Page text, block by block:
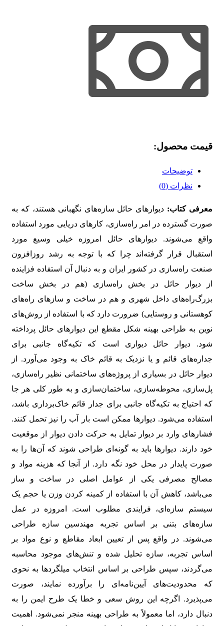
قیمت محصول:​
توضیحات
نظرات (0)
معرفی کتاب: دیوارهای حائل سازه‌های نگهبانی هستند، که به
صورت گسترده در امر راه‌سازی، کارهای دریایی مورد استفاده
واقع می‌شوند. دیوارهای حائل امروزه خیلی وسیع مورد
استقبال قرار گرفته‌اند چرا که با توجه به رشد روزافزون
صنعت راه‌سازی در کشور ایران و به دنبال آن استفاده فزاینده
از دیوار حائل در بخش راه‌سازی (هم در بخش ساخت
بزرگ‌راه‌های داخل شهری و هم در ساخت و سازهای راه‌های
کوهستانی و روستایی) ضرورت دارد که با استفاده از روش‌های
نوین به طراحی بهینه شکل مقطع این دیوارهای حائل پرداخته
شود. دیوار حائل دیواری است که تکیه‌گاه جانبی برای
جداره‌های قائم و یا نزدیک به قائم خاک به وجود می‌آورد. از
دیوار حائل در بسیاری از پروژه‌های ساختمانی نظیر راه‌سازی،
پل‌سازی، محوطه‌سازی، ساختمان‌سازی و به طور کلی هر جا
که احتیاج به تکیه‌گاه جانبی برای جدار قائم خاک‌برداری باشد،
استفاده می‌شود. دیوارها ممکن است بار آب را نیز تحمل کنند.
فشارهای وارد بر دیوار تمایل به حرکت دادن دیوار از موقعیت
خود دارند. دیوارها باید به گونه‌ای طراحی شوند که آن‌ها را به
‌صورت پایدار در محل خود نگه دارد. از آنجا که هزینه مواد و
مصالح مصرفی یکی از عوامل اصلی در ساخت و ساز
می‌باشد، کاهش آن با استفاده از کمینه کردن وزن یا حجم یک
سیستم سازه‌ای، فرایندی مطلوب است. امروزه در عمل
سازه‌های بتنی بر اساس تجربه مهندسین سازه طراحی
می‌شوند. در واقع پس از تعیین ابعاد مقاطع و نوع مواد بر
اساس تجربه، سازه تحلیل شده و تنش‌های موجود محاسبه
می‌گردند، سپس طراحی بر اساس انتخاب میلگردها به نحوی
که محدودیت‌های آیین‌نامه‌ای را برآورده نمایند، صورت
می‌پذیرد. اگرچه این روش سعی و خطا یک طرح ایمن را به
دنبال دارد، اما معمولاً به طراحی بهینه منجر نمی‌شود. اهمیت